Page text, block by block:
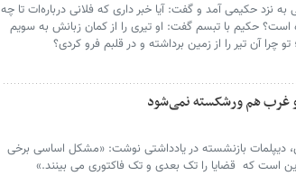
نزد حکیمی آمد و گفت: آیا خبر داری که فلانی درباره‌ات تا چه
است؟ حکیم با تبسم گفت: او تیری را از کمان زبانش به سویم
چرا آن تیر را از زمین برداشته و در قلبم فرو کردی؟
دیپلمات بازنشسته در یادداشتی نوشت: «مشکل اساسی برخی
این است که قضایا را تک بعدی و تک فاکتوری می بینند.»